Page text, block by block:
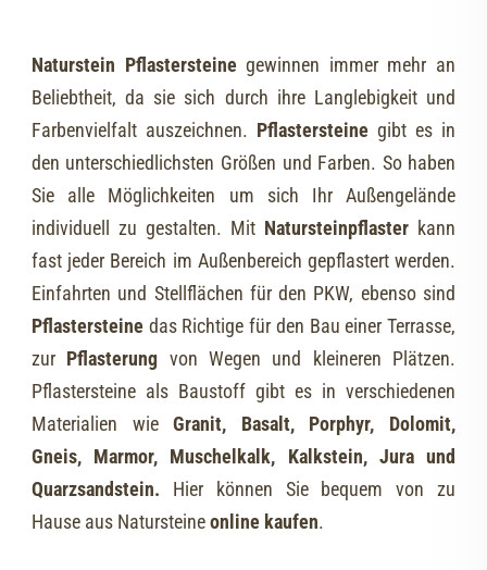
Naturstein Pflastersteinegewinnen immer mehr an
Beliebtheit, da sie sich durch ihre Langlebigkeit und
Farbenvielfalt auszeichnen. Pflastersteinegibt es in
den unterschiedlichsten Größen und Farben. So haben
Sie alle Möglichkeiten um sich Ihr Außengelände
individuell zu gestalten. Mit Natursteinpflaster kann
fast jeder Bereich im Außenbereich gepflastert werden.
Einfahrten und Stellflächen für den PKW, ebenso sind
Pflastersteine das Richtige für den Bau einer Terrasse,
zur Pflasterung von Wegen und kleineren Plätzen.
Pflastersteine als Baustoff gibt es in verschiedenen
Materialien wieGranit, Basalt, Porphyr, Dolomit,
Gneis, Marmor, Muschelkalk, Kalkstein, Jura und
Quarzsandstein. Hier können Sie bequem von zu
Hause aus Natursteine online kaufen.